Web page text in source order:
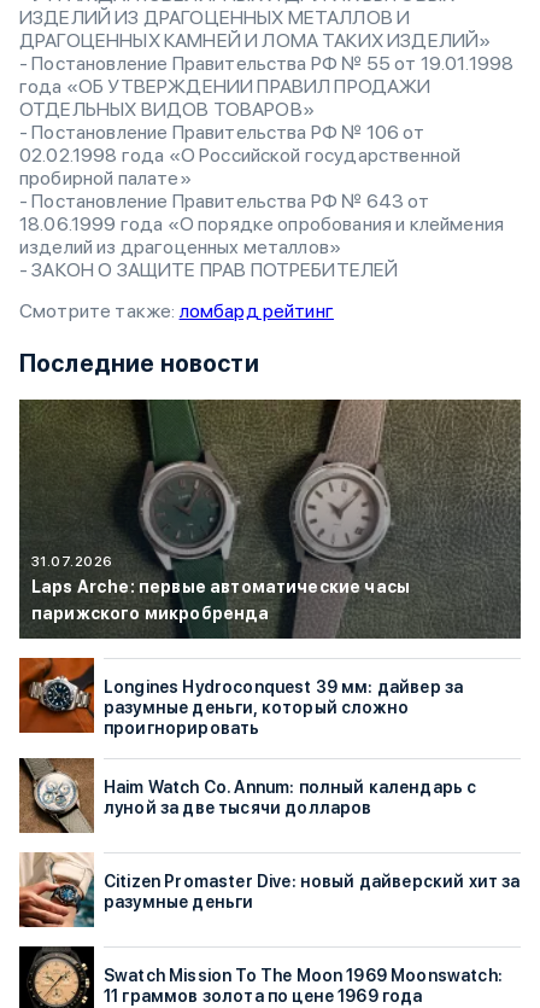
ИЗДЕЛИЙ ИЗ ДРАГОЦЕННЫХ МЕТАЛЛОВ И
ДРАГОЦЕННЫХ КАМНЕЙ И ЛОМА ТАКИХ ИЗДЕЛИЙ»
- Постановление Правительства РФ № 55 от 19.01.1998
года «ОБ УТВЕРЖДЕНИИ ПРАВИЛ ПРОДАЖИ
ОТДЕЛЬНЫХ ВИДОВ ТОВАРОВ»
- Постановление Правительства РФ № 106 от
02.02.1998 года «О Российской государственной
пробирной палате»
- Постановление Правительства РФ № 643 от
18.06.1999 года «О порядке опробования и клеймения
изделий из драгоценных металлов»
- ЗАКОН О ЗАЩИТЕ ПРАВ ПОТРЕБИТЕЛЕЙ
Смотрите также: ломбард рейтинг
Последние новости
31.07.2026
Laps Arche: первые автоматические часы
парижского микробренда
Longines Hydroconquest 39 мм: дайвер за
разумные деньги, который сложно
проигнорировать
Haim Watch Co. Annum: полный календарь с
луной за две тысячи долларов
Citizen Promaster Dive: новый дайверский хит за
разумные деньги
Swatch Mission To The Moon 1969 Moonswatch:
11 граммов золота по цене 1969 года